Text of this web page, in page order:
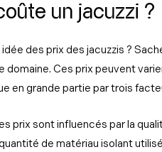
un jacuzzi ?
des prix des jacuzzis ?
domaine. Ces prix peuvent
en grande partie par trois
prix sont influencés par la
de matériau isolant